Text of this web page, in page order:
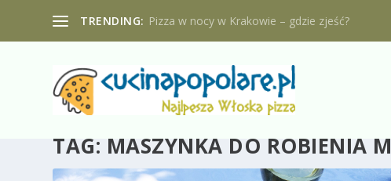
TRENDING: Pizza w nocy w Krakowie – gdzie zjeść?
TAG: MASZYNKA DO ROBIENIA